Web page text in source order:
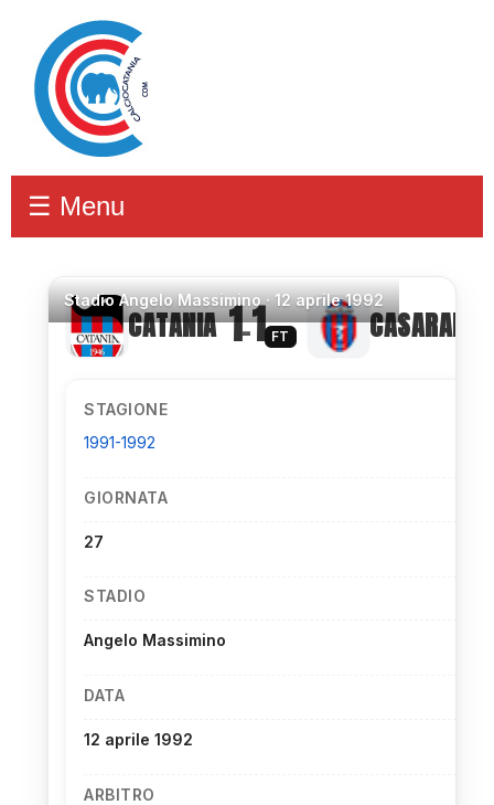
☰ Menu
StadioAngelo Massimino ·12 aprile 1992
CATANIA 1–1 FT CASARANO
STAGIONE
1991-1992
GIORNATA
27
STADIO
Angelo Massimino
DATA
12 aprile 1992
ARBITRO